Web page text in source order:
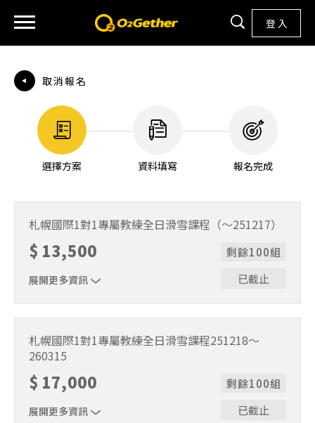
登 入
取消報名
選擇方案 資料填寫 報名完成
札幌國際1對1專屬教練全日滑雪課程（～251217）
$ 13,500
展開更多資訊
剩餘100組
已截止
15:30（含午休1小時）。
札幌國際1對1專屬教練全日滑雪課程251218～
260315
$ 17,000
展開更多資訊
剩餘100組
已截止